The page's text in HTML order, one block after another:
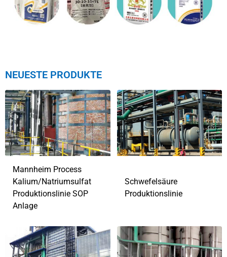
NEUESTE PRODUKTE
Mannheim Process
Kalium/Natriumsulfat
Produktionslinie SOP
Anlage
Schwefelsäure
Produktionslinie